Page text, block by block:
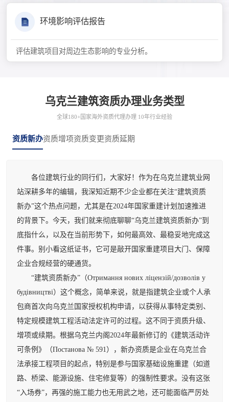
环境影响评估报告
评估建筑项目对周边生态影响的专业分析。
乌克兰建筑资质办理业务类型
全球180+国家海外资质代理办理 10年行业经验
资质新办资质增项资质变更资质延期
各位建筑行业的同行们，大家好！作为在乌克兰建筑业网
站深耕多年的编辑，我深知近期不少企业都在关注“建筑资质
新办”这个热点问题，尤其是在2024年国家重建计划加速推进
的背景下。今天，我们就来彻底聊聊“乌克兰建筑资质新办”到
底指什么，以及在当前形势下，如何最高效、最稳妥地完成这
件事。别小看这纸证书，它可是敲开国家重建项目大门、保障
企业合规经营的硬通货。
“建筑资质新办”（Отримання нових ліцензій/дозволів у
будівництві）这个概念，简单来说，就是指建筑企业或个人承
包商首次向乌克兰国家授权机构申请，以获得从事特定类别、
特定规模建筑工程活动法定许可的过程。这不同于资质升级、
增项或续期。根据乌克兰内阁2024年最新修订的《建筑活动许
可条例》（Постанова № 591），新办资质是企业在乌克兰合
法承接工程项目的起点，特别是参与国家基础设施重建（如道
路、桥梁、能源设施、住宅修复等）的强制性要求。没有这张
“入场券”，再强的施工能力也无用武之地，还可能面临严厉处